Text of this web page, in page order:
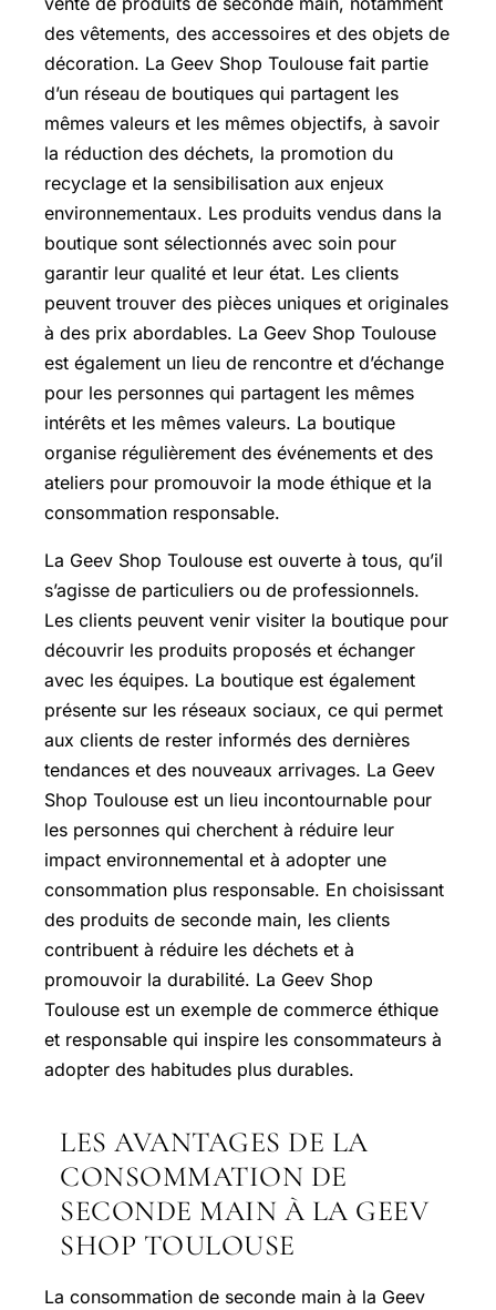
des vêtements, des accessoires et des objets de
décoration. La Geev Shop Toulouse fait partie
d’un réseau de boutiques qui partagent les
mêmes valeurs et les mêmes objectifs, à savoir
la réduction des déchets, la promotion du
recyclage et la sensibilisation aux enjeux
environnementaux. Les produits vendus dans la
boutique sont sélectionnés avec soin pour
garantir leur qualité et leur état. Les clients
peuvent trouver des pièces uniques et originales
à des prix abordables. La Geev Shop Toulouse
est également un lieu de rencontre et d’échange
pour les personnes qui partagent les mêmes
intérêts et les mêmes valeurs. La boutique
organise régulièrement des événements et des
ateliers pour promouvoir la mode éthique et la
consommation responsable.
La Geev Shop Toulouse est ouverte à tous, qu’il
s’agisse de particuliers ou de professionnels.
Les clients peuvent venir visiter la boutique pour
découvrir les produits proposés et échanger
avec les équipes. La boutique est également
présente sur les réseaux sociaux, ce qui permet
aux clients de rester informés des dernières
tendances et des nouveaux arrivages. La Geev
Shop Toulouse est un lieu incontournable pour
les personnes qui cherchent à réduire leur
impact environnemental et à adopter une
consommation plus responsable. En choisissant
des produits de seconde main, les clients
contribuent à réduire les déchets et à
promouvoir la durabilité. La Geev Shop
Toulouse est un exemple de commerce éthique
et responsable qui inspire les consommateurs à
adopter des habitudes plus durables.
LES AVANTAGES DE LA
CONSOMMATION DE
SECONDE MAIN À LA GEEV
SHOP TOULOUSE
La consommation de seconde main à la Geev